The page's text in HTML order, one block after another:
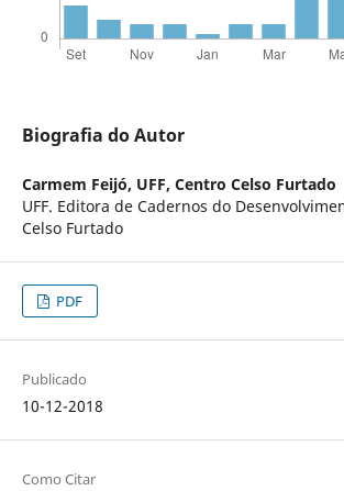
Biografia do Autor
Carmem Feijó, UFF, Centro Celso Furtado
UFF. Editora de Cadernos do
Celso Furtado
PDF
Publicado
10-12-2018
Como Citar